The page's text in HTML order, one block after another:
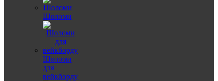
Шоломи
Шоломи
для
вейкборду